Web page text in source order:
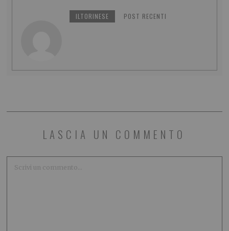
ILTORINESE POST RECENTI
LASCIA UN COMMENTO